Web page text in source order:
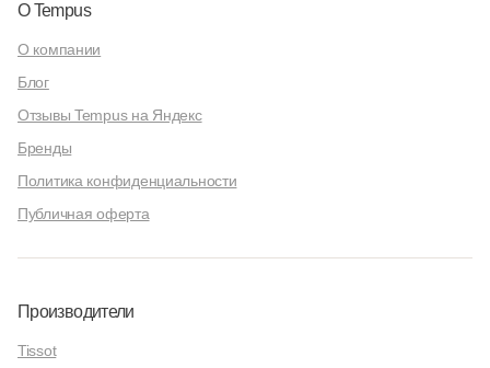
О Tempus
О компании
Блог
Отзывы Tempus на Яндекс
Бренды
Политика конфиденциальности
Публичная оферта
Производители
Tissot